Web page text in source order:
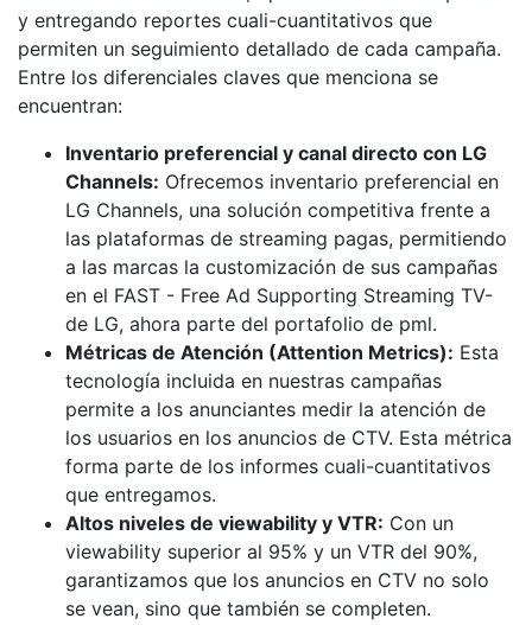
y entregando reportes cuali-cuantitativos que
permiten un seguimiento detallado de cada campaña.
Entre los diferenciales claves que menciona se
encuentran:
Inventario preferencial y canal directo con LG
Channels: Ofrecemos inventario preferencial en
LG Channels, una solución competitiva frente a
las plataformas de streaming pagas, permitiendo
a las marcas la customización de sus campañas
en el FAST - Free Ad Supporting Streaming TV-
de LG, ahora parte del portafolio de pml.
Métricas de Atención (Attention Metrics): Esta
tecnología incluida en nuestras campañas
permite a los anunciantes medir la atención de
los usuarios en los anuncios de CTV. Esta métrica
forma parte de los informes cuali-cuantitativos
que entregamos.
Altos niveles de viewability y VTR: Con un
viewability superior al 95% y un VTR del 90%,
garantizamos que los anuncios en CTV no solo
se vean, sino que también se completen​.